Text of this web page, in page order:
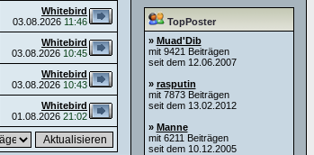
Whitebird
03.08.2026 11:46
Whitebird
03.08.2026 10:45
Whitebird
03.08.2026 10:43
Whitebird
01.08.2026 21:02
TopPoster
» Muad'Dib
mit 9421 Beiträgen
seit dem 12.06.2007
» rasputin
mit 7873 Beiträgen
seit dem 13.02.2012
» Manne
mit 6211 Beiträgen
seit dem 10.12.2005